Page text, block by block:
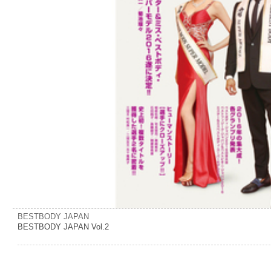
BESTBODY JAPAN
BESTBODY JAPAN Vol.2